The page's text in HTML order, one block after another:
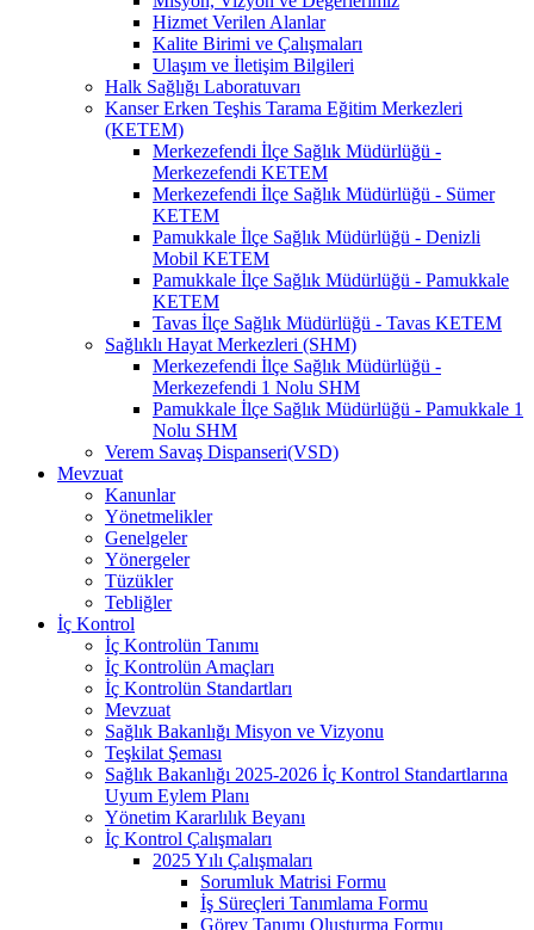
Hizmet Verilen Alanlar
Kalite Birimi ve Çalışmaları
Ulaşım ve İletişim Bilgileri
Halk Sağlığı Laboratuvarı
Kanser Erken Teşhis Tarama Eğitim Merkezleri
(KETEM)
Merkezefendi İlçe Sağlık Müdürlüğü -
Merkezefendi KETEM
Merkezefendi İlçe Sağlık Müdürlüğü - Sümer
KETEM
Pamukkale İlçe Sağlık Müdürlüğü - Denizli
Mobil KETEM
Pamukkale İlçe Sağlık Müdürlüğü - Pamukkale
KETEM
Tavas İlçe Sağlık Müdürlüğü - Tavas KETEM
Sağlıklı Hayat Merkezleri (SHM)
Merkezefendi İlçe Sağlık Müdürlüğü -
Merkezefendi 1 Nolu SHM
Pamukkale İlçe Sağlık Müdürlüğü - Pamukkale 1
Nolu SHM
Verem Savaş Dispanseri(VSD)
Mevzuat
Kanunlar
Yönetmelikler
Genelgeler
Yönergeler
Tüzükler
Tebliğler
İç Kontrol
İç Kontrolün Tanımı
İç Kontrolün Amaçları
İç Kontrolün Standartları
Mevzuat
Sağlık Bakanlığı Misyon ve Vizyonu
Teşkilat Şeması
Sağlık Bakanlığı 2025-2026 İç Kontrol Standartlarına
Uyum Eylem Planı
Yönetim Kararlılık Beyanı
İç Kontrol Çalışmaları
2025 Yılı Çalışmaları
Sorumluk Matrisi Formu
İş Süreçleri Tanımlama Formu
Görev Tanımı Oluşturma Formu